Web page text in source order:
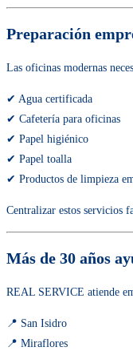
Preparación
Las oficinas modernas
✔ Agua certificada
✔ Cafetería para oficinas
✔ Papel higiénico
✔ Papel toalla
✔ Productos de limpieza
Centralizar estos servicios
Más de 30 años
REAL SERVICE atiende
📍 San Isidro
📍 Miraflores